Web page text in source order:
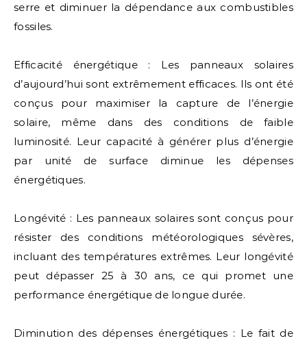
serre et diminuer la dépendance aux combustibles
fossiles.
Efficacité énergétique : Les panneaux solaires
d’aujourd’hui sont extrêmement efficaces. Ils ont été
conçus pour maximiser la capture de l’énergie
solaire, même dans des conditions de faible
luminosité. Leur capacité à générer plus d’énergie
par unité de surface diminue les dépenses
énergétiques.
Longévité : Les panneaux solaires sont conçus pour
résister des conditions météorologiques sévères,
incluant des températures extrêmes. Leur longévité
peut dépasser 25 à 30 ans, ce qui promet une
performance énergétique de longue durée.
Diminution des dépenses énergétiques : Le fait de